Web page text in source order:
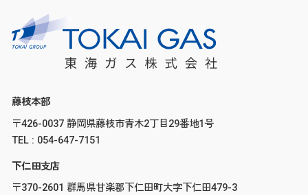
藤枝本部
〒426-0037 静岡県藤枝市青木2丁目29番地1号
TEL : 054-647-7151
下仁田支店
〒370-2601 群馬県甘楽郡下仁田町大字下仁田479-3